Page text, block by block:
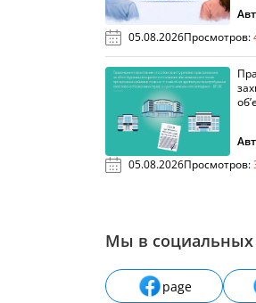
05.08.2026Просмотров:
05.08.2026Просмотров:
Мы в социальных
page